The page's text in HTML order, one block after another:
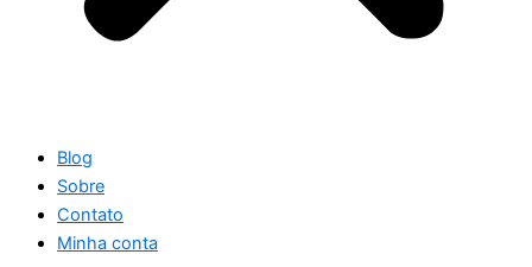
Blog
Sobre
Contato
Minha conta